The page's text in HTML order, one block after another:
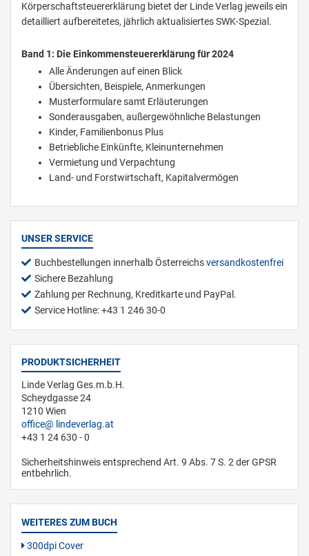
Körperschaftsteuererklärung bietet der Linde Verlag jeweils ein
detailliert aufbereitetes, jährlich aktualisiertes SWK-Spezial.
Band 1: Die Einkommensteuererklärung für 2024
Alle Änderungen auf einen Blick
Übersichten, Beispiele, Anmerkungen
Musterformulare samt Erläuterungen
Sonderausgaben, außergewöhnliche Belastungen
Kinder, Familienbonus Plus
Betriebliche Einkünfte, Kleinunternehmen
Vermietung und Verpachtung
Land- und Forstwirtschaft, Kapitalvermögen
UNSER SERVICE
Buchbestellungen innerhalb Österreichsversandkostenfrei
Sichere Bezahlung
Zahlung per Rechnung, Kreditkarte und PayPal.
Service Hotline: +43 1 246 30-0
PRODUKTSICHERHEIT
Linde Verlag Ges.m.b.H.
Scheydgasse 24
1210 Wien
office
lindeverlag.at
+43 1 24 630 - 0
Sicherheitshinweis entsprechend Art. 9 Abs. 7 S. 2 der GPSR
entbehrlich.
WEITERES ZUM BUCH
300dpi Cover